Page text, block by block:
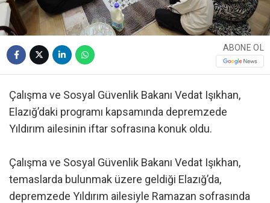
ABONE OL
Çalışma ve Sosyal Güvenlik Bakanı Vedat Işıkhan,
Elazığ’daki programı kapsamında depremzede
Yıldırım ailesinin iftar sofrasına konuk oldu.
Çalışma ve Sosyal Güvenlik Bakanı Vedat Işıkhan,
temaslarda bulunmak üzere geldiği Elazığ’da,
depremzede Yıldırım ailesiyle Ramazan sofrasında